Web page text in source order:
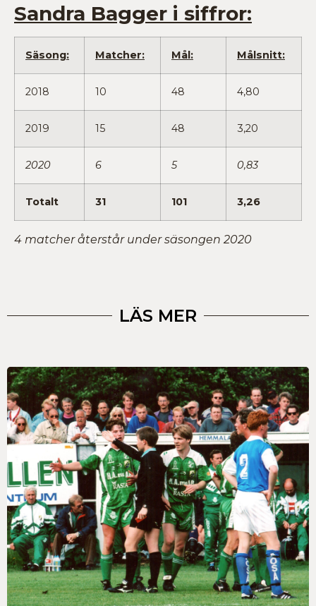
Sandra Bagger i siffror:
Säsong: Matcher: Mål: Målsnitt:
2018 10 48 4,80
2019 15 48 3,20
2020 6 5 0,83
Totalt 31 101 3,26
4 matcher återstår under säsongen 2020
LÄS MER